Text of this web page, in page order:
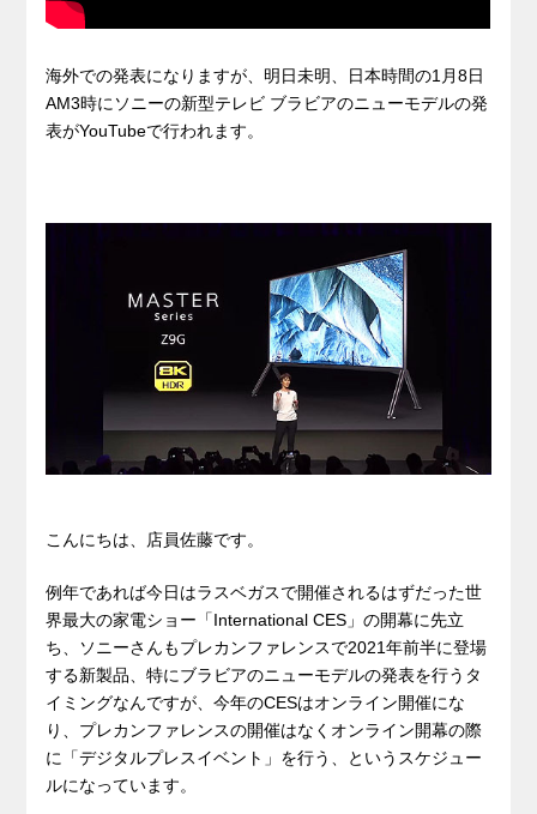
海外での発表になりますが、明日未明、日本時間の1月8日
AM3時にソニーの新型テレビ ブラビアのニューモデルの発
表がYouTubeで行われます。
こんにちは、店員佐藤です。
例年であれば今日はラスベガスで開催されるはずだった世
界最大の家電ショー「International CES」の開幕に先立
ち、ソニーさんもプレカンファレンスで2021年前半に登場
する新製品、特にブラビアのニューモデルの発表を行うタ
イミングなんですが、今年のCESはオンライン開催にな
り、プレカンファレンスの開催はなくオンライン開幕の際
に「デジタルプレスイベント」を行う、というスケジュー
ルになっています。